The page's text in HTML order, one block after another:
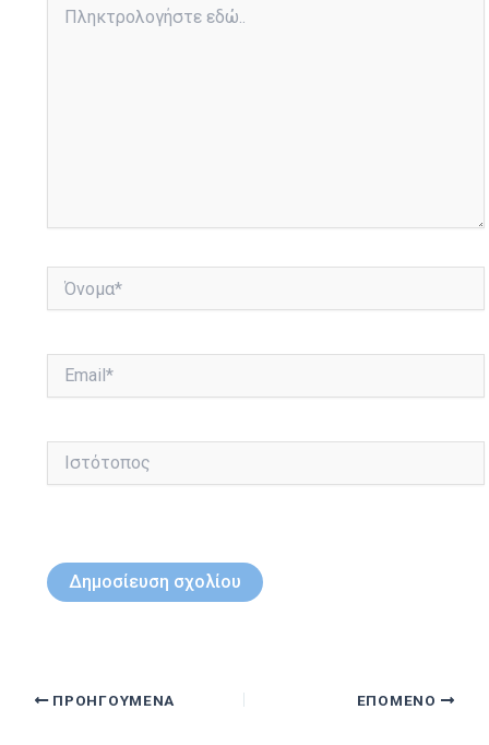
εδώ..
Ιστότοπος
ΠΡΟΗΓΟΎΜΕΝΑ ΕΠΌΜΕΝΟ